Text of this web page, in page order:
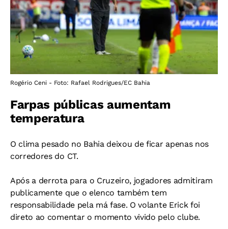
Rogério Ceni - Foto: Rafael Rodrigues/EC Bahia
Farpas públicas aumentam
temperatura
O clima pesado no Bahia deixou de ficar apenas nos
corredores do CT.
Após a derrota para o Cruzeiro, jogadores admitiram
publicamente que o elenco também tem
responsabilidade pela má fase. O volante Erick foi
direto ao comentar o momento vivido pelo clube.